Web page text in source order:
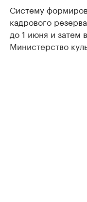
Систему
кадрового
до 1 июня и затем
Министерство